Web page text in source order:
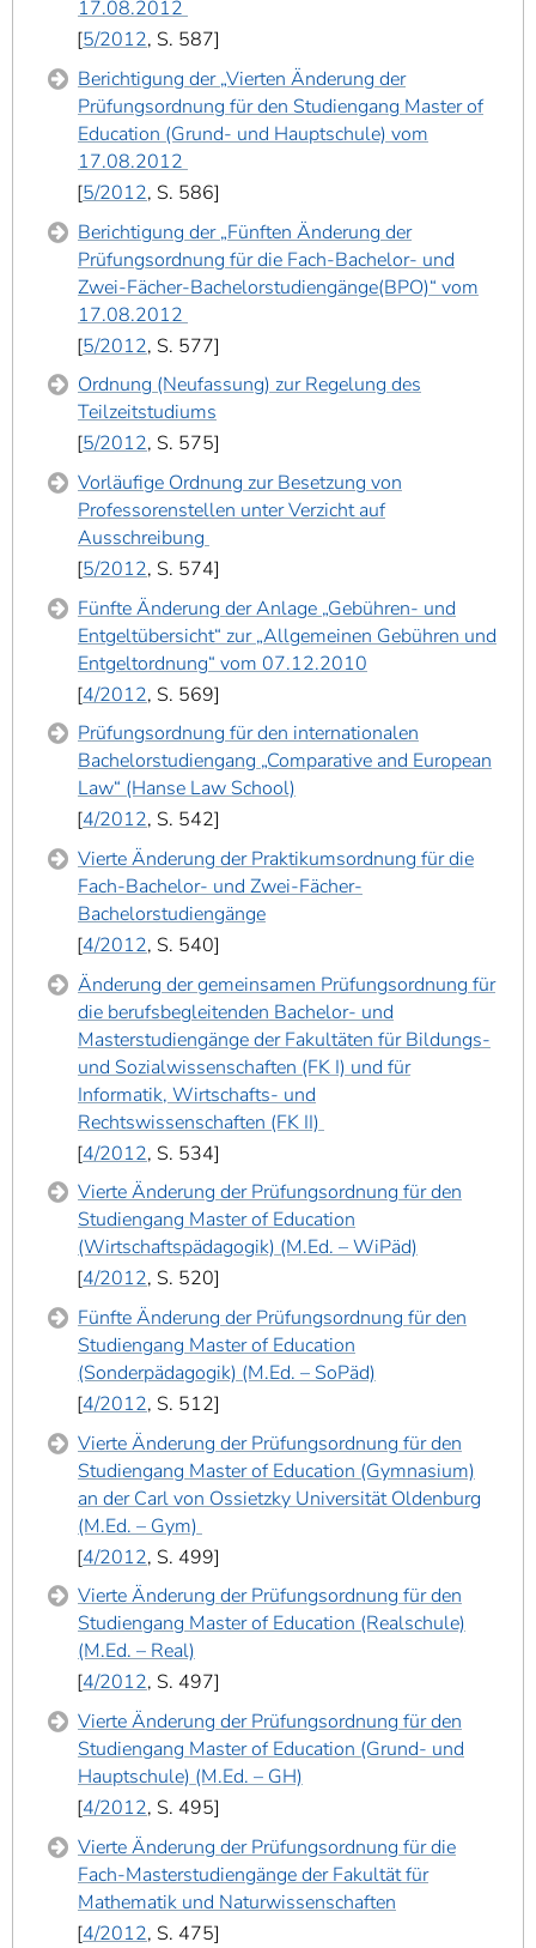
17.08.2012
5/2012, S. 587
Berichtigung der „Vierten Änderung der
Prüfungsordnung für den Studiengang Master of
Education (Grund- und Hauptschule) vom
17.08.2012
5/2012, S. 586
Berichtigung der „Fünften Änderung der
Prüfungsordnung für die Fach-Bachelor- und
Zwei-Fächer-Bachelorstudiengänge(BPO)“ vom
17.08.2012
5/2012, S. 577
Ordnung (Neufassung) zur Regelung des
Teilzeitstudiums
5/2012, S. 575
Vorläufige Ordnung zur Besetzung von
Professorenstellen unter Verzicht auf
Ausschreibung
5/2012, S. 574
Fünfte Änderung der Anlage „Gebühren- und
Entgeltübersicht“ zur „Allgemeinen Gebühren und
Entgeltordnung“ vom 07.12.2010
4/2012, S. 569
Prüfungsordnung für den internationalen
Bachelorstudiengang „Comparative and European
Law“ (Hanse Law School)
4/2012, S. 542
Vierte Änderung der Praktikumsordnung für die
Fach-Bachelor- und Zwei-Fächer-
Bachelorstudiengänge
4/2012, S. 540
Änderung der gemeinsamen Prüfungsordnung für
die berufsbegleitenden Bachelor- und
Masterstudiengänge der Fakultäten für Bildungs-
und Sozialwissenschaften (FK I) und für
Informatik, Wirtschafts- und
Rechtswissenschaften (FK II)
4/2012, S. 534
Vierte Änderung der Prüfungsordnung für den
Studiengang Master of Education
(Wirtschaftspädagogik) (M.Ed. – WiPäd)
4/2012, S. 520
Fünfte Änderung der Prüfungsordnung für den
Studiengang Master of Education
(Sonderpädagogik) (M.Ed. – SoPäd)
4/2012, S. 512
Vierte Änderung der Prüfungsordnung für den
Studiengang Master of Education (Gymnasium)
an der Carl von Ossietzky Universität Oldenburg
(M.Ed. – Gym)
4/2012, S. 499
Vierte Änderung der Prüfungsordnung für den
Studiengang Master of Education (Realschule)
(M.Ed. – Real)
4/2012, S. 497
Vierte Änderung der Prüfungsordnung für den
Studiengang Master of Education (Grund- und
Hauptschule) (M.Ed. – GH)
4/2012, S. 495
Vierte Änderung der Prüfungsordnung für die
Fach-Masterstudiengänge der Fakultät für
Mathematik und Naturwissenschaften
4/2012, S. 475